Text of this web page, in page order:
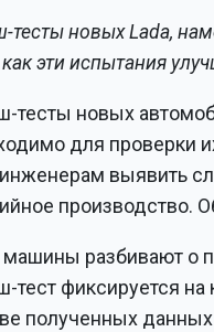
новых Lada,
эти испытания
тесты новых
для проверки
выявить
производство.
разбивают о
тест фиксируется
полученных